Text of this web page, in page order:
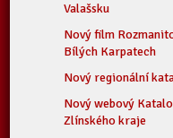
Valašsku
Nový film
Bílých Karpatech
Nový regionální
Nový webový
Zlínského kraje